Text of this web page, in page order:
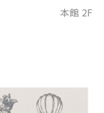
本館 2F